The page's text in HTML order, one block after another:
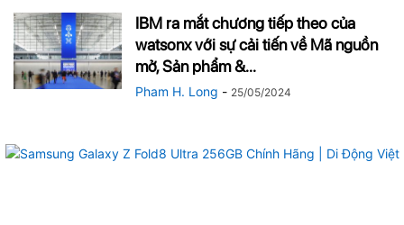
IBM ra mắt chương tiếp theo của
watsonx với sự cải tiến về Mã nguồn
mở, Sản phẩm &...
Pham H. Long - 25/05/2024